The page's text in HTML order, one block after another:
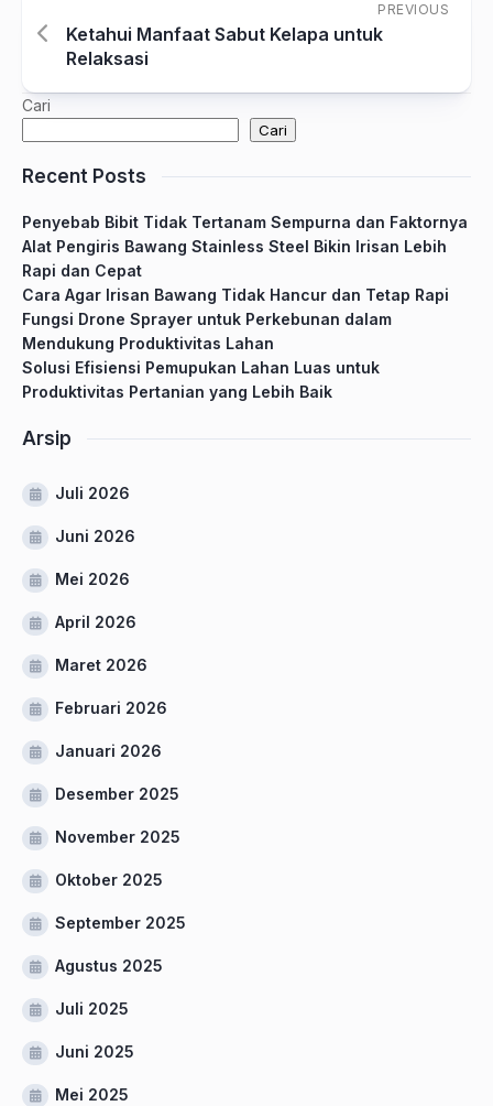
PREVIOUS
Ketahui Manfaat Sabut Kelapa untuk
Relaksasi
Cari
Cari
Recent Posts
Penyebab Bibit Tidak Tertanam Sempurna dan Faktornya
Alat Pengiris Bawang Stainless Steel Bikin Irisan Lebih
Rapi dan Cepat
Cara Agar Irisan Bawang Tidak Hancur dan Tetap Rapi
Fungsi Drone Sprayer untuk Perkebunan dalam
Mendukung Produktivitas Lahan
Solusi Efisiensi Pemupukan Lahan Luas untuk
Produktivitas Pertanian yang Lebih Baik
Arsip
Juli 2026
Juni 2026
Mei 2026
April 2026
Maret 2026
Februari 2026
Januari 2026
Desember 2025
November 2025
Oktober 2025
September 2025
Agustus 2025
Juli 2025
Juni 2025
Mei 2025